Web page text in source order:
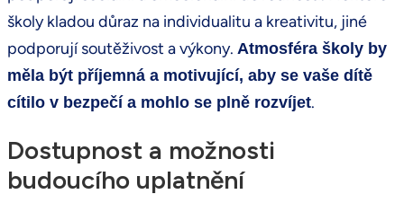
školy kladou důraz na individualitu a kreativitu, jiné
podporují soutěživost a výkony. Atmosféra školy by
měla být příjemná a motivující, aby se vaše dítě
cítilo v bezpečí a mohlo se plně rozvíjet.
Dostupnost a možnosti
budoucího uplatnění